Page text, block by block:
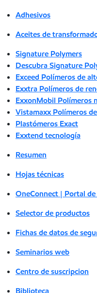
Adhesivos
Aceites de
Signature Polymers
Descubra Signature
Exceed Polímeros de
Exxtra Polímeros de
ExxonMobil Polímeros
Vistamaxx Polímeros
Plastómeros Exact
Exxtend tecnología
Resumen
Hojas técnicas
OneConnect | Portal
Selector de productos
Fichas de datos de
Seminarios web
Centro de suscripcion
Biblioteca